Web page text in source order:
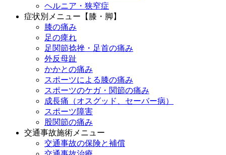
ヘルニア・狭窄症
症状別メニュー【膝・脚】
膝の痛み
足の痺れ
足関節捻挫・足首の痛み
外反母趾
かかとの痛み
スポーツによる膝の痛み
スポーツのケガ・関節の痛み
成長痛（オスグッド、セーバー病）
スポーツ障害
股関節の痛み
交通事故施術メニュー
交通事故の保険と補償